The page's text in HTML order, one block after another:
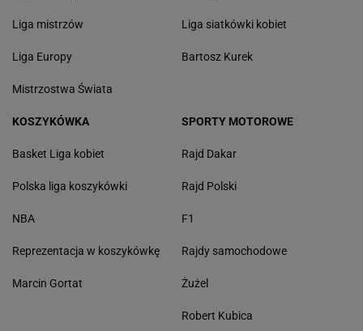
Liga mistrzów
Liga Europy
Mistrzostwa Świata
Liga siatkówki kobiet
Bartosz Kurek
KOSZYKÓWKA
Basket Liga kobiet
Polska liga koszykówki
NBA
Reprezentacja w koszykówkę
Marcin Gortat
SPORTY MOTOROWE
Rajd Dakar
Rajd Polski
F1
Rajdy samochodowe
Żużel
Robert Kubica